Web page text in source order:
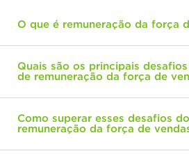
O que é remuneração da força
Quais são os principais
de remuneração da força de
Como superar esses desafios
remuneração da força de